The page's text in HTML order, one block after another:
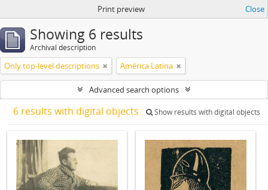
Print preview Close
Showing 6 results
Archival description
Only top-level descriptions América Latina
Advanced search options
6 results with digital objects Show results with digital objects